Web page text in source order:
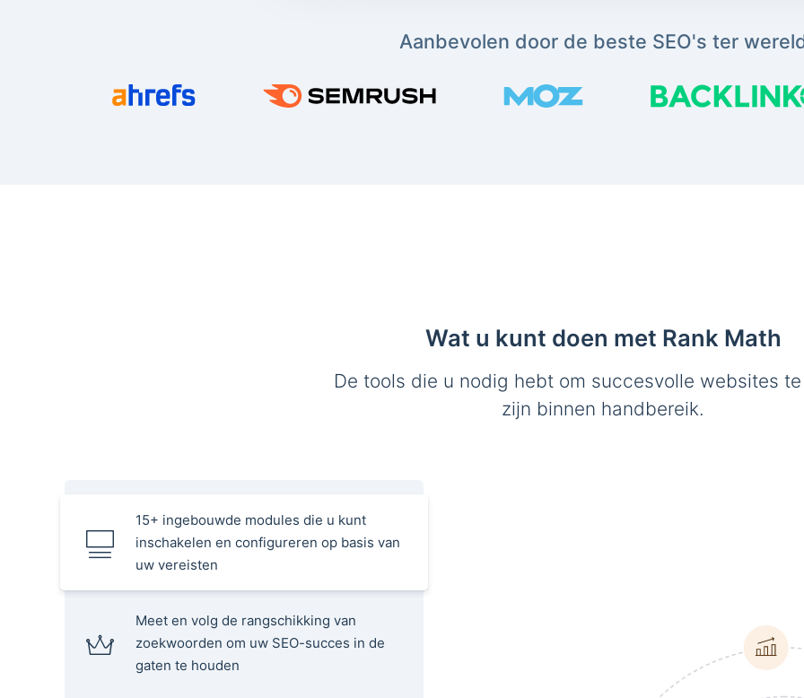
Aanbevolen door de beste SEO's ter
Wat u kunt doen met Rank Math
De tools die u nodig hebt om succesvolle websites
zijn binnen handbereik.
15+ ingebouwde modules die u kunt
inschakelen en configureren op basis van
uw vereisten
Meet en volg de rangschikking van
zoekwoorden om uw SEO-succes in de
gaten te houden